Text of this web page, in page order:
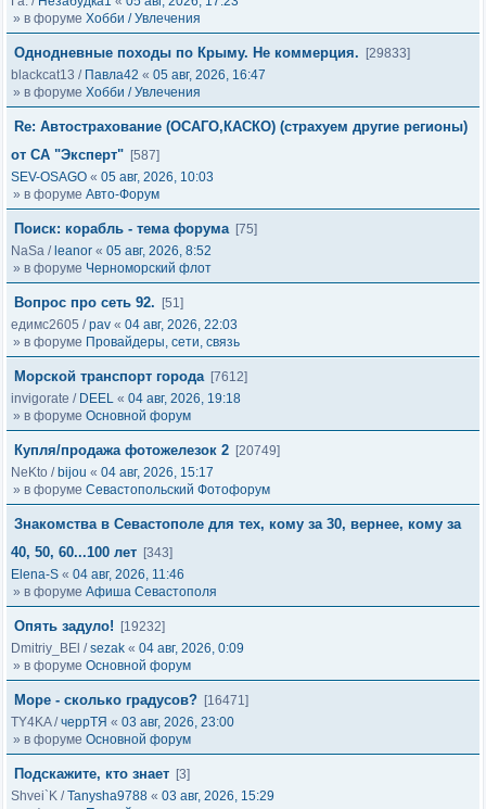
» в форуме Хобби / Увлечения
Однодневные походы по Крыму. Не коммерция.
[29833]
blackcat13 / Павла42 « 05 авг, 2026, 16:47
» в форуме Хобби / Увлечения
Re: Автострахование (ОСАГО,КАСКО) (страхуем другие регионы)
от СА "Эксперт" [587]
SEV-OSAGO « 05 авг, 2026, 10:03
» в форуме Авто-Форум
Поиск: корабль - тема форума [75]
NaSa / leanor « 05 авг, 2026, 8:52
» в форуме Черноморский флот
Вопрос про сеть 92.
[51]
едимс2605 /pav « 04 авг, 2026, 22:03
» в форуме Провайдеры, сети, связь
Морской транспорт города [7612]
invigorate / DEEL « 04 авг, 2026, 19:18
» в форуме Основной форум
Купля/продажа фотожелезок 2 [20749]
NeKto / bijou « 04 авг, 2026, 15:17
» в форуме Севастопольский Фотофорум
Знакомства в Севастополе для тех, кому за 30, вернее, кому за
40, 50, 60...100 лет [343]
Elena-S « 04 авг, 2026, 11:46
» в форуме Афиша Севастополя
Опять задуло!
[19232]
Dmitriy_BEl /sezak « 04 авг, 2026, 0:09
» в форуме Основной форум
Море - сколько градусов? [16471]
TY4KA/черрТЯ « 03 авг, 2026, 23:00
» в форуме Основной форум
Подскажите, кто знает [3]
Shvei`K /Tanysha9788 « 03 авг, 2026, 15:29